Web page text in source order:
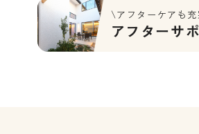
\アフターケアも
アフターサ